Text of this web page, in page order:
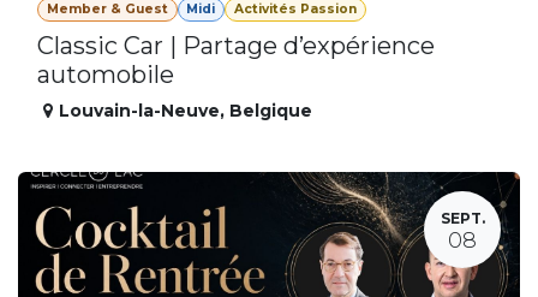
Member & Guest Midi Activités Passion
Classic Car | Partage d’expérience
automobile
Louvain-la-Neuve, Belgique
SEPT.
08